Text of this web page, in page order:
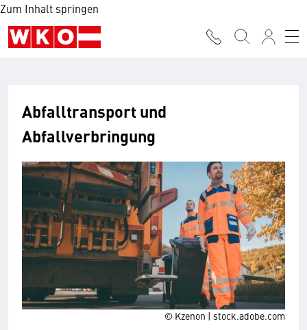
Zum Inhalt springen
© Kzenon | stock.adobe.com
Abfalltransport und
Abfallverbringung